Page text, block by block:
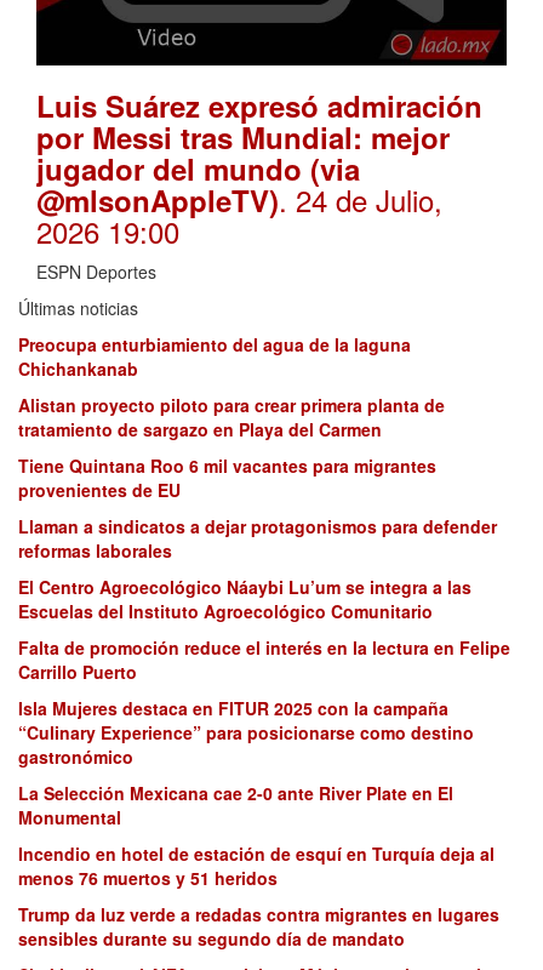
Luis Suárez expresó admiración
por Messi tras Mundial: mejor
jugador del mundo (via
@mlsonAppleTV). 24 de Julio,
2026 19:00
ESPN Deportes
Últimas noticias
Preocupa enturbiamiento del agua de la laguna
Chichankanab
Alistan proyecto piloto para crear primera planta de
tratamiento de sargazo en Playa del Carmen
Tiene Quintana Roo 6 mil vacantes para migrantes
provenientes de EU
Llaman a sindicatos a dejar protagonismos para defender
reformas laborales
El Centro Agroecológico Náaybi Lu’um se integra a las
Escuelas del Instituto Agroecológico Comunitario
Falta de promoción reduce el interés en la lectura en Felipe
Carrillo Puerto
Isla Mujeres destaca en FITUR 2025 con la campaña
“Culinary Experience” para posicionarse como destino
gastronómico
La Selección Mexicana cae 2-0 ante River Plate en El
Monumental
Incendio en hotel de estación de esquí en Turquía deja al
menos 76 muertos y 51 heridos
Trump da luz verde a redadas contra migrantes en lugares
sensibles durante su segundo día de mandato